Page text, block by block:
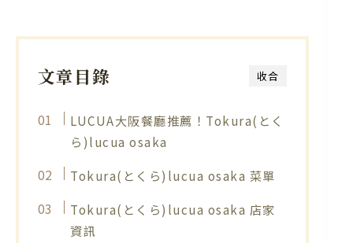
收合
文章目錄
LUCUA大阪餐廳推薦！Tokura(とく
ら)lucua osaka
Tokura(とくら)lucua osaka 菜單
Tokura(とくら)lucua osaka 店家
資訊